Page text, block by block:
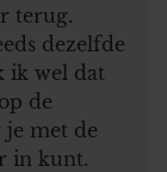
terug.
dezelfde
ik wel dat
de
je met de
in kunt.